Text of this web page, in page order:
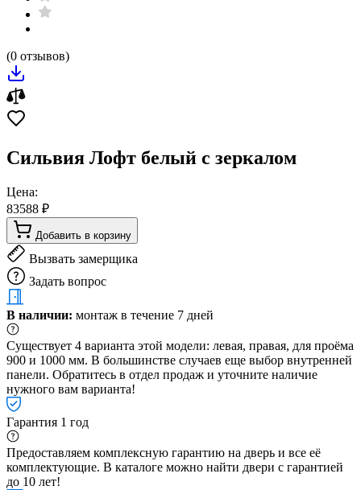
(0 отзывов)
Сильвия Лофт белый с зеркалом
Цена:
83588 ₽
Добавить в корзину
Вызвать замерщика
Задать вопрос
В наличии: монтаж в течение 7 дней
Существует 4 варианта этой модели: левая, правая, для проёма
900 и 1000 мм. В большинстве случаев еще выбор внутренней
панели. Обратитесь в отдел продаж и уточните наличие
нужного вам варианта!
Гарантия 1 год
Предоставляем комплексную гарантию на дверь и все её
комплектующие. В каталоге можно найти двери с гарантией
до 10 лет!